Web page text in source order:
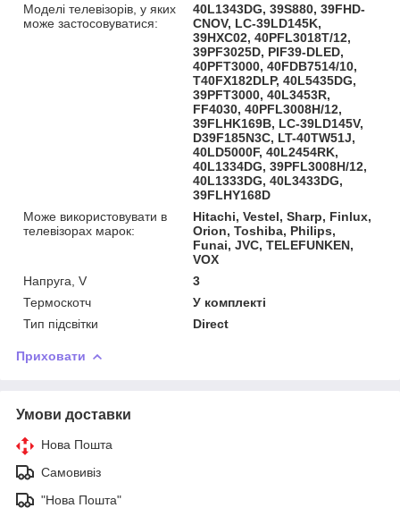
Моделі телевізорів, у яких
може застосовуватися:
40L1343DG, 39S880, 39FHD-
CNOV, LC-39LD145K,
39HXC02, 40PFL3018T/12,
39PF3025D, PIF39-DLED,
40PFT3000, 40FDB7514/10,
T40FX182DLP, 40L5435DG,
39PFT3000, 40L3453R,
FF4030, 40PFL3008H/12,
39FLHK169B, LC-39LD145V,
D39F185N3C, LT-40TW51J,
40LD5000F, 40L2454RK,
40L1334DG, 39PFL3008H/12,
40L1333DG, 40L3433DG,
39FLHY168D
Може використовувати в
телевізорах марок:
Hitachi, Vestel, Sharp, Finlux,
Orion, Toshiba, Philips,
Funai, JVC, TELEFUNKEN,
VOX
Напруга, V
3
Термоскотч
У комплекті
Тип підсвітки
Direct
Приховати
Умови доставки
Нова Пошта
Самовивіз
"Нова Пошта"